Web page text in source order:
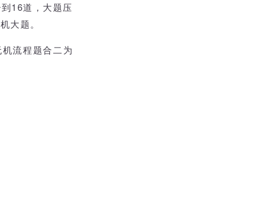
16道，大题压
大题。
流程题合二为